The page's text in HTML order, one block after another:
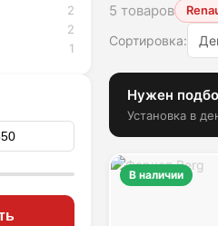
2
2
1
5 товаров
Сортировка:
Нужен
Установка в
В наличии